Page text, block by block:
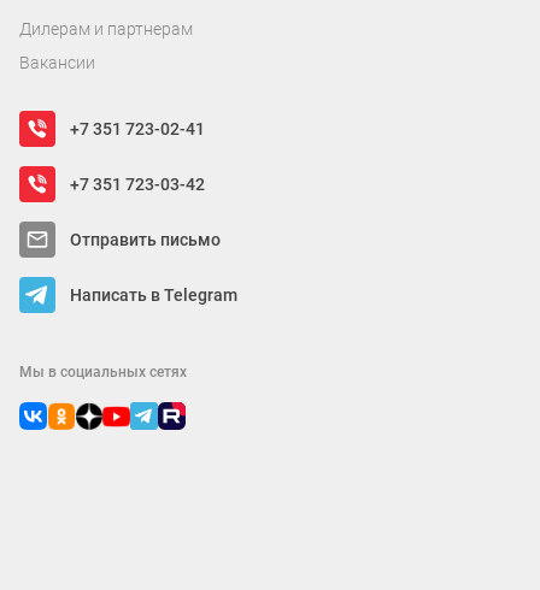
Дилерам и партнерам
Вакансии
+7 351 723-02-41
+7 351 723-03-42
Отправить письмо
Написать в Telegram
Мы в социальных сетях